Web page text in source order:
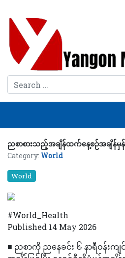
Search
ညစာစားသည့်အချိန်ထက်နေ့စဉ်အချိန်မှ
Category: World
World
#World_Health
Published 14 May 2026
■ ညစာကို ညနေခင်း ၆ နာရီဝန်းကျ